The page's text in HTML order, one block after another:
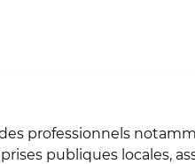
des professionnels
publiques locales,